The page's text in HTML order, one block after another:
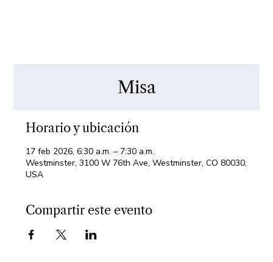
Misa
Horario y ubicación
17 feb 2026, 6:30 a.m. – 7:30 a.m.
Westminster, 3100 W 76th Ave, Westminster, CO 80030,
USA
Compartir este evento